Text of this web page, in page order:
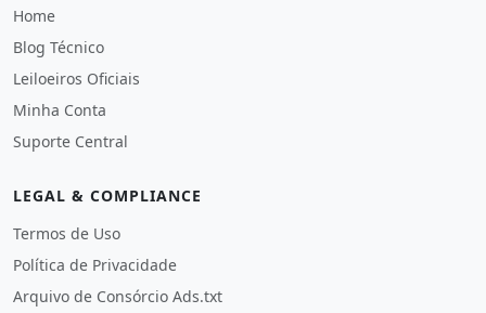
Home
Blog Técnico
Leiloeiros Oficiais
Minha Conta
Suporte Central
LEGAL & COMPLIANCE
Termos de Uso
Política de Privacidade
Arquivo de Consórcio Ads.txt